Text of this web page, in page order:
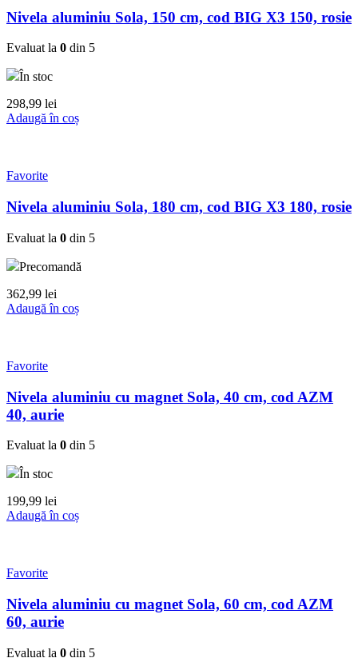
Nivela aluminiu Sola, 150 cm, cod BIG X3 150, rosie
Evaluat la 0 din 5
În stoc
298,99 lei
Adaugă în coș
Favorite
Nivela aluminiu Sola, 180 cm, cod BIG X3 180, rosie
Evaluat la 0 din 5
Precomandă
362,99 lei
Adaugă în coș
Favorite
Nivela aluminiu cu magnet Sola, 40 cm, cod AZM
40, aurie
Evaluat la 0 din 5
În stoc
199,99 lei
Adaugă în coș
Favorite
Nivela aluminiu cu magnet Sola, 60 cm, cod AZM
60, aurie
Evaluat la 0 din 5